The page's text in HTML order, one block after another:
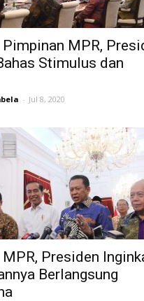
MPR,
Stimulus dan
- Jul 8, 2020
Presiden
Berlangsung